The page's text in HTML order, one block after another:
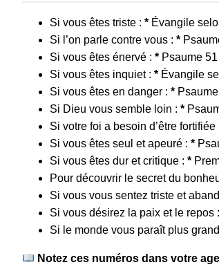
Si vous êtes triste : * Évangile
Si l’on parle contre vous : *
Si vous êtes énervé : * Psaume 51
Si vous êtes inquiet : * Évangile
Si vous êtes en danger : *
Si Dieu vous semble loin : *
Si votre foi a besoin d’être fortifiée
Si vous êtes seul et apeuré : *
Si vous êtes dur et critique : *
Pour découvrir le secret du
Si vous vous sentez triste et
Si vous désirez la paix et le repos :
Si le monde vous paraît plus
Notez ces numéros dans votre